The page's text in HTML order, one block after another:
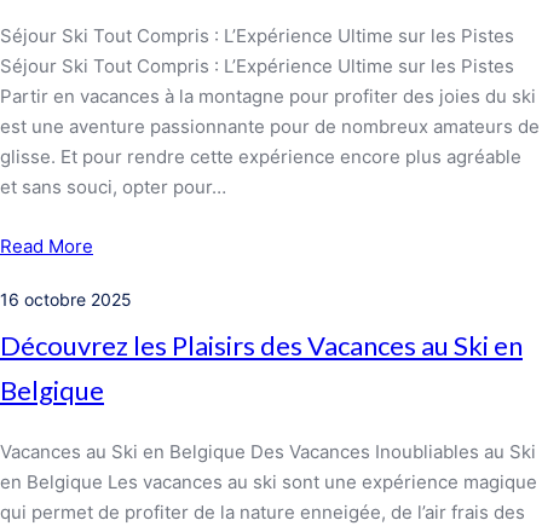
Séjour Ski Tout Compris : L’Expérience Ultime sur les Pistes
Séjour Ski Tout Compris : L’Expérience Ultime sur les Pistes
Partir en vacances à la montagne pour profiter des joies du ski
est une aventure passionnante pour de nombreux amateurs de
glisse. Et pour rendre cette expérience encore plus agréable
et sans souci, opter pour…
Read More
16 octobre 2025
Découvrez les Plaisirs des Vacances au Ski en
Belgique
Vacances au Ski en Belgique Des Vacances Inoubliables au Ski
en Belgique Les vacances au ski sont une expérience magique
qui permet de profiter de la nature enneigée, de l’air frais des